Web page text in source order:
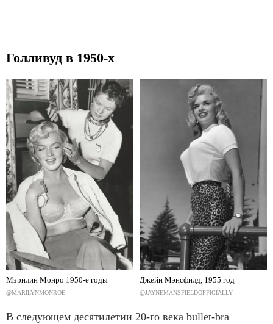
Голливуд в 1950-х
Мэрилин Монро 1950-е годы
@MARILYNMONROE
Джейн Мэнсфилд, 1955 год
@JAYNEMANSFIELDOFFICIALLY
В следующем десятилетии 20-го века bullet-bra